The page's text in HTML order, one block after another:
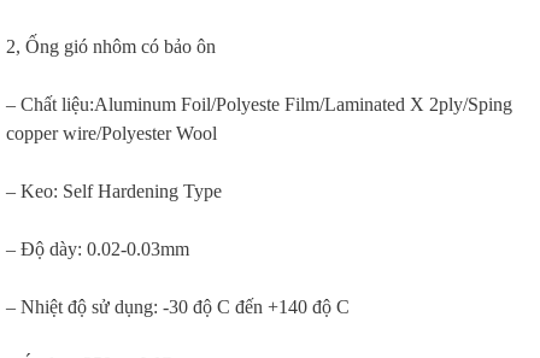
2, Ống gió nhôm có bảo ôn
– Chất liệu:Aluminum Foil/Polyeste Film/Laminated X 2ply/Sping
copper wire/Polyester Wool
– Keo: Self Hardening Type
– Độ dày: 0.02-0.03mm
– Nhiệt độ sử dụng: -30 độ C đến +140 độ C